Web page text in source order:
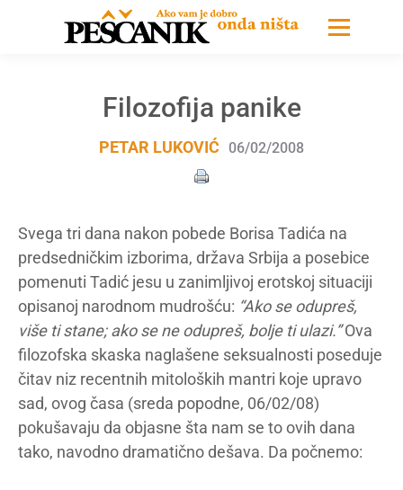
Filozofija panike
PETAR LUKOVIĆ 06/02/2008
Svega tri dana nakon pobede Borisa Tadića na
predsedničkim izborima, država Srbija a posebice
pomenuti Tadić jesu u zanimljivoj erotskoj situaciji
opisanoj narodnom mudrošću: “Ako se odupreš,
više ti stane; ako se ne odupreš, bolje ti ulazi.”Ova
filozofska skaska naglašene seksualnosti poseduje
čitav niz recentnih mitoloških mantri koje upravo
sad, ovog časa (sreda popodne, 06/02/08)
pokušavaju da objasne šta nam se to ovih dana
tako, navodno dramatično dešava. Da počnemo: